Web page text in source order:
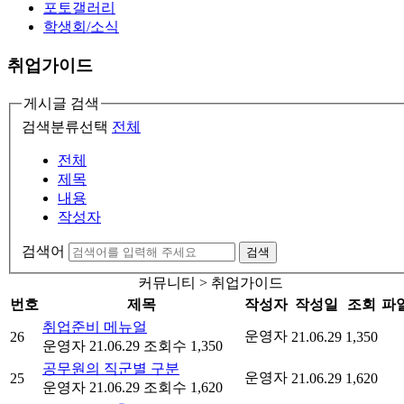
포토갤러리
학생회/소식
취업가이드
게시글 검색
검색분류선택 전체
전체
제목
내용
작성자
검색어 검색
커뮤니티 > 취업가이드
번호
제목 작성자 작성일 조회 파
26
취업준비 메뉴얼
운영자 21.06.29 조회수 1,350
운영자 21.06.29 1,350
25
공무원의 직군별 구분
운영자 21.06.29 조회수 1,620
운영자 21.06.29 1,620